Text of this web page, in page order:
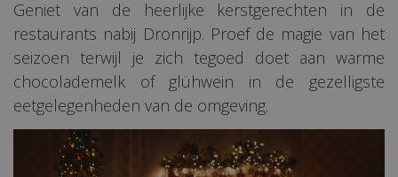
Geniet van de heerlijke kerstgerechten in de
restaurants nabij Dronrijp. Proef de magie van het
seizoen terwijl je zich tegoed doet aan warme
chocolademelk of glühwein in de gezelligste
eetgelegenheden van de omgeving.